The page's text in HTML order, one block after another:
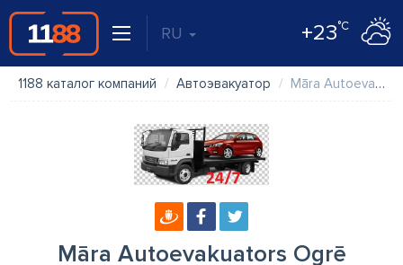
RU +23°C
1188 каталог компаний Автоэвакуатор Māra Autoevakuators Ogrē
Māra Autoevakuators Ogrē